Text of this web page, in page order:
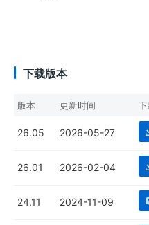
下载版本
版本 更新时间
26.05 2026-05-27
26.01 2026-02-04
24.11 2024-11-09